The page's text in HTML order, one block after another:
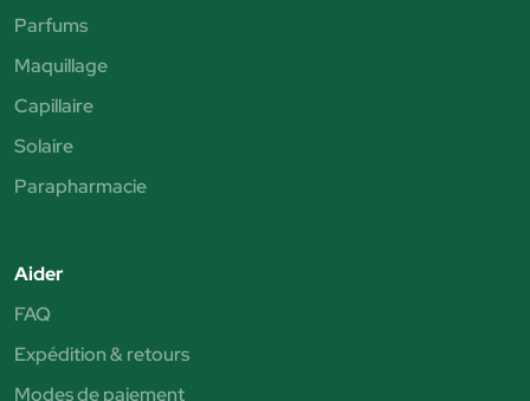
Parfums
Maquillage
Capillaire
Solaire
Parapharmacie
Aider
FAQ
Expédition & retours
Modes de paiement